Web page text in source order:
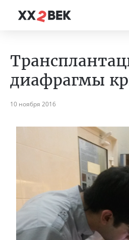
диафрагмы
10 ноября 2016